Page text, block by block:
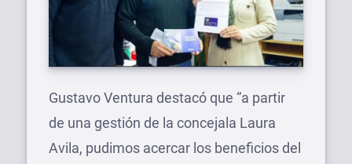
Gustavo Ventura destacó que “a partir
de una gestión de la concejala Laura
Avila, pudimos acercar los beneficios del